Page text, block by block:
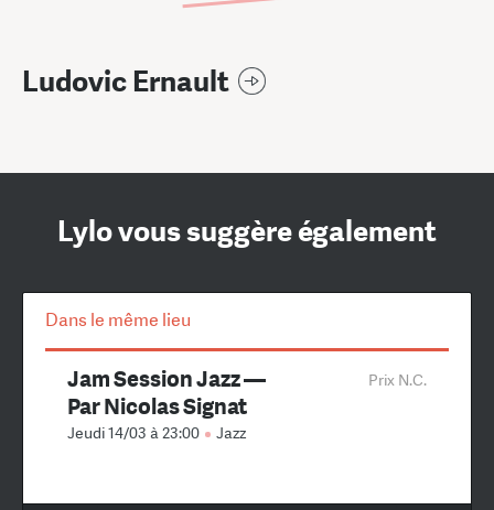
Ludovic Ernault
Lylo vous suggère également
Dans le même lieu
Prix N.C.
Jam Session Jazz —
Par Nicolas Signat
Jeudi 14/03 à 23:00 Jazz